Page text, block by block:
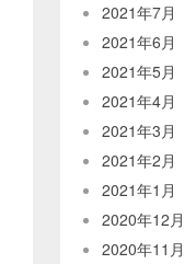
2021年7月
2021年6月
2021年5月
2021年4月
2021年3月
2021年2月
2021年1月
2020年12月
2020年11月